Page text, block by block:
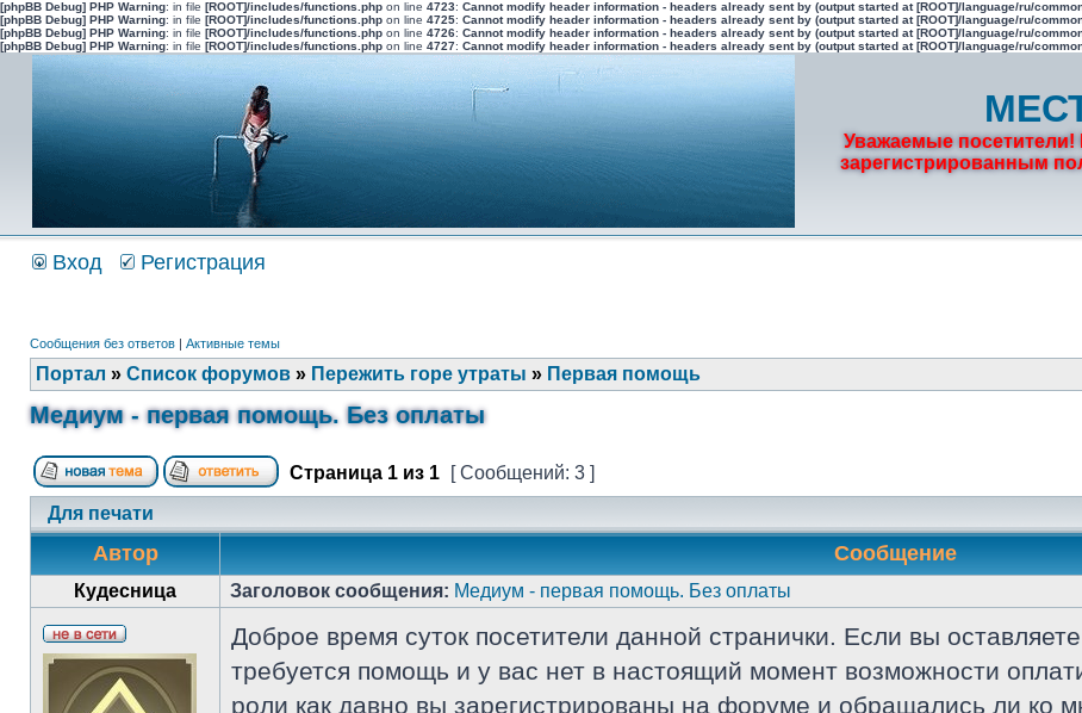
[phpBB Debug] PHP Warning: in file [ROOT]/includes/functions.php on line 4723: Cannot modify header information - headers already sent by (output started at [ROOT]/language/ru/
[phpBB Debug] PHP Warning: in file [ROOT]/includes/functions.php on line 4725: Cannot modify header information - headers already sent by (output started at [ROOT]/language/ru/
[phpBB Debug] PHP Warning: in file [ROOT]/includes/functions.php on line 4726: Cannot modify header information - headers already sent by (output started at [ROOT]/language/ru/
[phpBB Debug] PHP Warning: in file [ROOT]/includes/functions.php on line 4727: Cannot modify header information - headers already sent by (output started at [ROOT]/language/ru/
Уважаемые
зарегистрированным
Вход Регистрация
Сообщения без ответов | Активные темы
Портал » Список форумов » Пережить горе утраты » Первая помощь
Медиум - первая помощь. Без оплаты
Страница 1 из 1
[ Сообщений: 3 ]
Для печати
Автор Сообщение
Кудесница Заголовок сообщения: Медиум - первая помощь. Без оплаты
Доброе время суток посетители данной странички. Если вы
требуется помощь и у вас нет в настоящий момент возможности
роли как давно вы зарегистрированы на форуме и обращались ли ко